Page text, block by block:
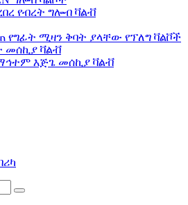
የብረት ግሎብ ቫልቭ
የግፊት ሚዛን ቅባት ያላቸው የፕለግ ቫልቮች
መሰኪያ ቫልቭ
እጅጌ መሰኪያ ቫልቭ